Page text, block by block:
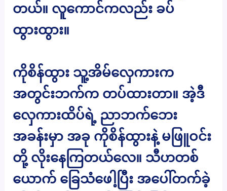
တယ်။ လူကောင်ကလည်း ခပ်
ထွားထွား။
ကိုစိန်ထွား သူ့အိမ်လှေကားက
အတွင်းဘက်က တပ်ထားတာ။ အဲ့ဒီ
လှေကားထိပ်ရဲ့ ညာဘက်ဘေး
အခန်းမှာ အခု ကိုစိန်ထွားနဲ့ မဖြူဝင်း
တို့ လိုးနေကြတယ်လေ။ သီဟတစ်
ယောက် ခြေသံဖေါ့ပြီး အပေါ်တက်ခဲ့